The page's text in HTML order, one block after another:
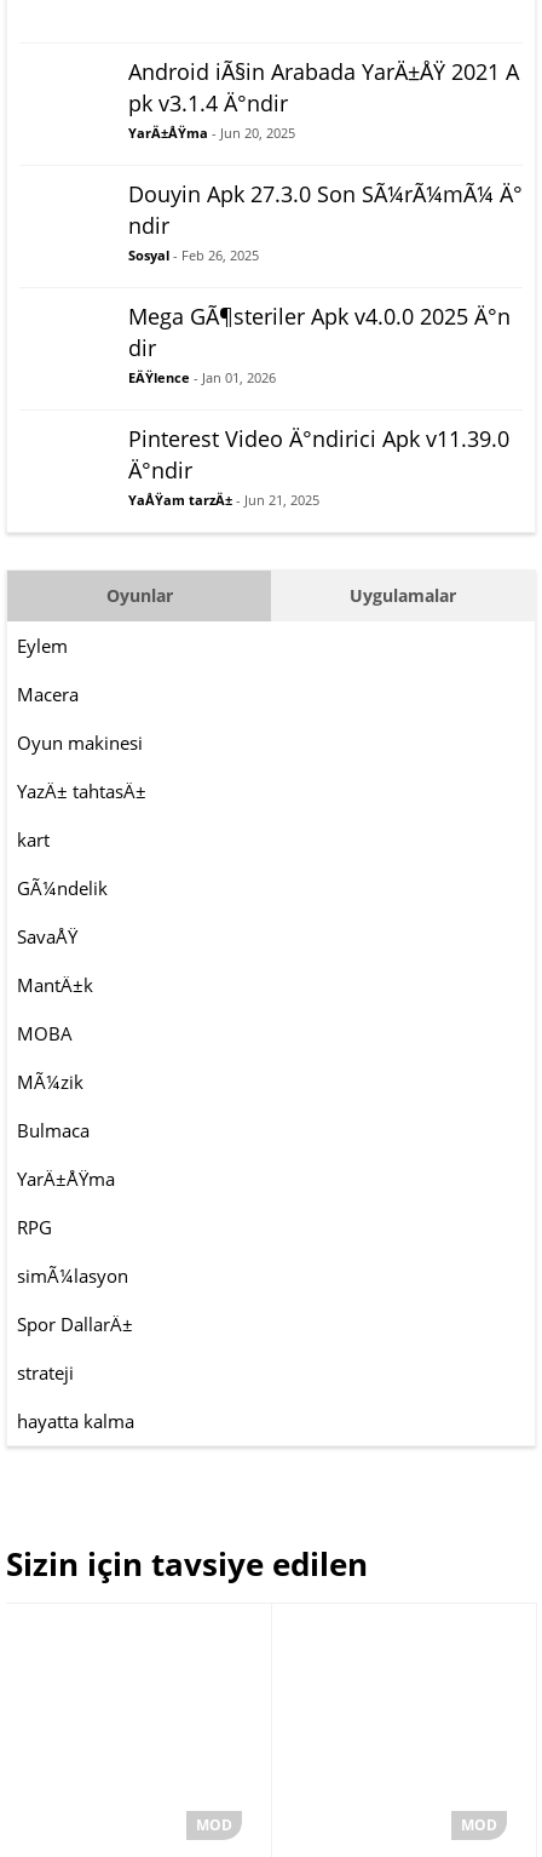
Android iÃ§in Arabada YarÄ±ÅŸ 2021 A
pk v3.1.4 Ä°ndir
YarÄ±ÅŸma - Jun 20, 2025
Douyin Apk 27.3.0 Son SÃ¼rÃ¼mÃ¼ Ä°
ndir
Sosyal - Feb 26, 2025
Mega GÃ¶steriler Apk v4.0.0 2025 Ä°n
dir
EÄŸlence - Jan 01, 2026
Pinterest Video Ä°ndirici Apk v11.39.0
Ä°ndir
YaÅŸam tarzÄ± - Jun 21, 2025
Oyunlar Uygulamalar
Eylem
Macera
Oyun makinesi
YazÄ± tahtasÄ±
kart
GÃ¼ndelik
SavaÅŸ
MantÄ±k
MOBA
MÃ¼zik
Bulmaca
YarÄ±ÅŸma
RPG
simÃ¼lasyon
Spor DallarÄ±
strateji
hayatta kalma
Sizin için tavsiye edilen